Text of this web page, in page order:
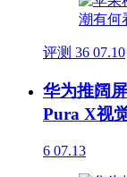
评测 36 07.10
华为推阔
Pura X视
6 07.13